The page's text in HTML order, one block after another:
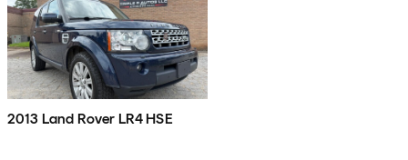
2013 Land Rover LR4 HSE